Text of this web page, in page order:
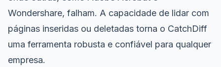
Wondershare, falham. A capacidade de lidar com
páginas inseridas ou deletadas torna o CatchDiff
uma ferramenta robusta e confiável para qualquer
empresa.